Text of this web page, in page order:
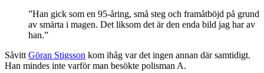
”Han gick som en 95-åring, små steg och framåtböjd på grund
av smärta i magen. Det liksom det är den enda bild jag har av
han.”
Såvitt Göran Stigsson kom ihåg var det ingen annan där samtidigt.
Han mindes inte varför man besökte polisman A.